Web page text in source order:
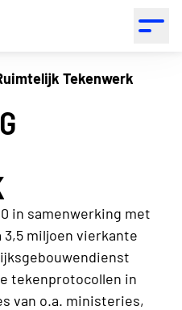
Open
Tekenwerk
in samenwerking met
miljoen vierkante
tekenprotocollen in
van o.a. ministeries,